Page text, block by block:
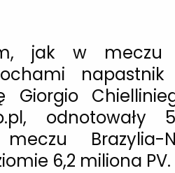
jak w meczu
napastnik
Giorgio
odnotowały
Brazylia-
6,2 miliona PV.